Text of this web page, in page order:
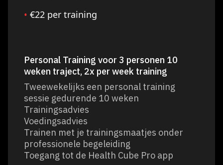
• €22 per training
Personal Training voor 3 personen 10
weken traject, 2x per week training
Tweewekelijks een personal training
sessie gedurende 10 weken
Trainingsadvies
Voedingsadvies
Trainen met je trainingsmaatjes onder
professionele begeleiding
Toegang tot de Health Cube Pro app